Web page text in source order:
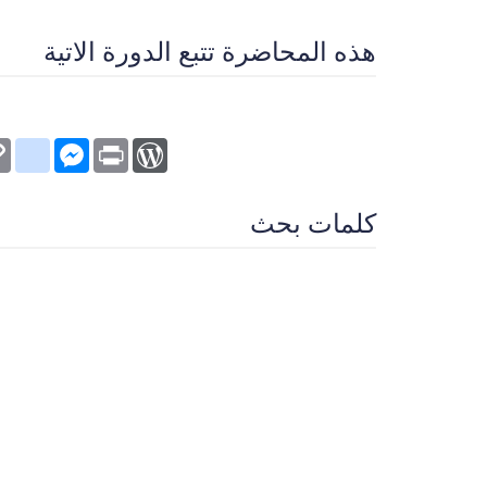
هذه المحاضرة تتبع الدورة الاتية
Messenger Print
WordPress
كلمات بحث